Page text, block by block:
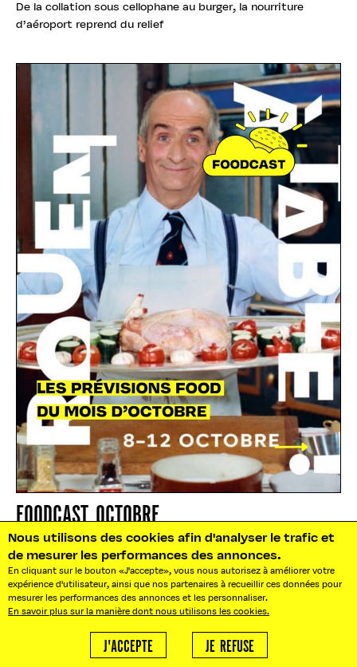
De la collation sous cellophane au burger, la nourriture
d’aéroport reprend du relief
FOODCAST OCTOBRE
Sans prévenir, l’automne et sa fraicheur sont arrivées, voici
notre recap des évènements...
GIVE ME 5 SIMON AUSCHER
Nous utilisons des cookies afin d'analyser le trafic et
de mesurer les performances des annonces.
En cliquant sur le bouton «J'accepte», vous nous autorisez à améliorer votre
expérience d'utilisateur, ainsi que nos partenaires à recueillir ces données pour
mesurer les performances des annonces et les personnaliser.
En savoir plus sur la manière dont nous utilisons les cookies.
J'ACCEPTE JE REFUSE